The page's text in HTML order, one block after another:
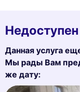
Недоступен
Данная услуга
Мы рады Вам
же дату: